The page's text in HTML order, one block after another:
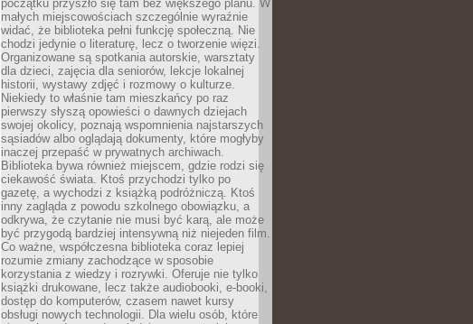
początku przyszło się tam bez większego planu. W
małych miejscowościach szczególnie wyraźnie
widać, że biblioteka pełni funkcję społeczną. Nie
chodzi jedynie o literaturę, lecz o tworzenie więzi.
Organizowane są spotkania autorskie, warsztaty
dla dzieci, zajęcia dla seniorów, lekcje lokalnej
historii, wystawy zdjęć i rozmowy o kulturze.
Niekiedy to właśnie tam mieszkańcy po raz
pierwszy słyszą opowieści o dawnych dziejach
swojej okolicy, poznają wspomnienia najstarszych
sąsiadów albo oglądają dokumenty, które mogłyby
inaczej przepaść w prywatnych archiwach.
Biblioteka bywa również miejscem, gdzie rodzi się
ciekawość świata. Ktoś przychodzi tylko po
gazetę, a wychodzi z książką podróżniczą. Ktoś
inny zagląda z powodu szkolnego obowiązku, a
odkrywa, że czytanie nie musi być karą, ale może
być przygodą bardziej intensywną niż niejeden film.
Co ważne, współczesna biblioteka coraz lepiej
rozumie zmiany zachodzące w sposobie
korzystania z wiedzy i rozrywki. Oferuje nie tylko
książki drukowane, lecz także audiobooki, e-booki,
dostęp do komputerów, czasem nawet kursy
obsługi nowych technologii. Dla wielu osób, które